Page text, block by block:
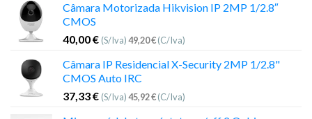
Câmara Motorizada Hikvision IP 2MP 1/2.8″
CMOS
40,00€ (S/Iva)49,20€(C/Iva)
Câmara IP Residencial X-Security 2MP 1/2.8"
CMOS Auto IRC
37,33€ (S/Iva)45,92€(C/Iva)